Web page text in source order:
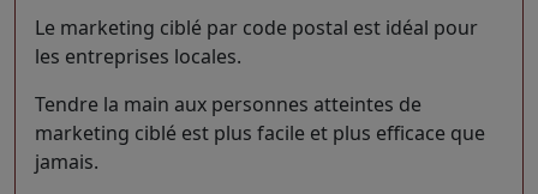
Le marketing ciblé par code postal est idéal pour
les entreprises locales.
Tendre la main aux personnes atteintes de
marketing ciblé est plus facile et plus efficace que
jamais.